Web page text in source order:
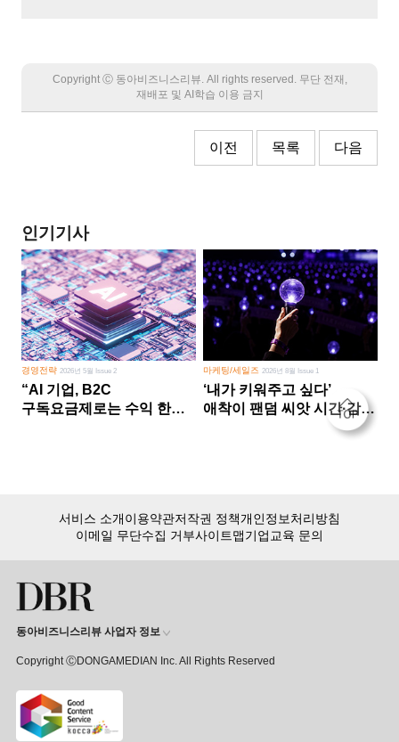
Copyright Ⓒ 동아비즈니스리뷰. All rights reserved. 무단 전재,
재배포 및 AI학습 이용 금지
이전 목록 다음
인기기사
경영전략 2026년 5월 Issue 2
“AI 기업, B2C
구독요금제로는 수익 한계
마케팅/세일즈 2026년 8월 Issue 1
‘내가 키워주고 싶다’
애착이 팬덤 씨앗 시간·감정
15,000여 건의 DBR 콘텐츠를
서비스 소개이용약관저작권 정책개인정보처리방침
이메일 무단수집 거부사이트맵기업교육 문의
동아비즈니스리뷰 사업자 정보
Copyright ⒸDONGAMEDIAN Inc. All Rights Reserved